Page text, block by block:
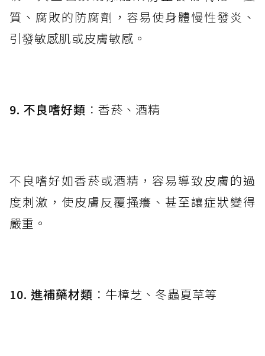
質、腐敗的防腐劑，容易使身體慢性發炎、
引發敏感肌或皮膚敏感。
9. 不良嗜好類 ：香菸、酒精
不良嗜好如香菸或酒精，容易導致皮膚的過
度刺激，使皮膚反覆搔癢、甚至讓症狀變得
嚴重。
10. 進補藥材類 ：牛樟芝、冬蟲夏草等